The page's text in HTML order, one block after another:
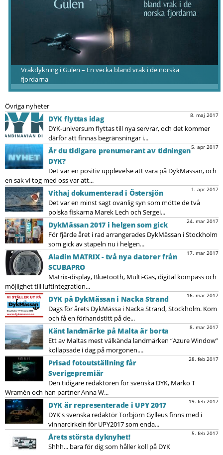
Vrakdykning i Gulen – En vecka bland vrak i de norska
fjordarna
Övriga nyheter
8. maj 2017
DYK flyttas idag
DYK-universum flyttas till nya servrar, och det kommer
därför att finnas begränsningar i...
5. apr 2017
Är du tidigare prenumerant av tidningen
DYK?
Det var en positiv upplevelse att vara på DykMässan, och
en sak vi tog med oss var att...
1. apr 2017
Vithaj dokumenterad i Östersjön
Det var en minst sagt ovanlig syn som mötte de två
polska fiskarna Marek Lech och Sergei...
24. mar 2017
DykMässan 2017 i helgen som gick
För fjärde året i rad arrangerades DykMässan i Stockholm
som gick av stapeln nu i helgen...
17. mar 2017
Aladin MATRIX - två nya datorer från
SCUBAPRO
Matrix-display, Bluetooth, Multi-Gas, digital kompass och
möjlighet till luftintegration...
16. mar 2017
DYK på DykMässan i Nacka Strand
Dags för årets DykMässa i Nacka Strand, Stockholm. Kom
och få en förhandstitt på de...
8. mar 2017
Känt landmärke på Malta är borta
Ett av Maltas mest välkända landmärken “Azure Window”
kollapsade i dag på morgonen....
28. feb 2017
Prisad fotoutställning får
Sverigepremiär
Den tidigare redaktören för svenska DYK, Marko T
Wramén och han partner Anna W...
19. feb 2017
DYK är representerade i UPY 2017
DYK's svenska redaktör Torbjörn Gylleus finns med i
vinnarcirkeln för UPY2017 som enda...
5. feb 2017
Årets största dyknyhet!
Shhh... bara för dig som håller koll på DYK